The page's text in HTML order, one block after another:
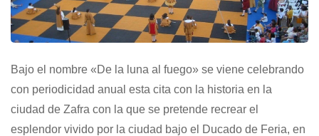
Bajo el nombre «De la luna al fuego» se viene celebrando
con periodicidad anual esta cita con la historia en la
ciudad de Zafra con la que se pretende recrear el
esplendor vivido por la ciudad bajo el Ducado de Feria, en